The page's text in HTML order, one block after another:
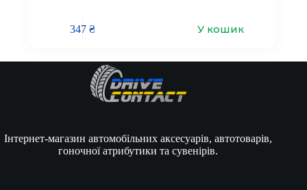
347₴ У кошик
Інтернет-магазин автомобільних аксесуарів, автотоварів,
гоночної атрибутики та сувенірів.